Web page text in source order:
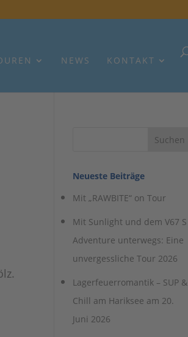
NEWS KONTAKT
Neueste Beiträge
Mit „RAWBITE“ on Tour
Mit Sunlight und dem V67 S
Adventure unterwegs: Eine
unvergessliche Tour 2026
Lagerfeuerromantik – SUP &
Chill am Hariksee am 20.
Juni 2026